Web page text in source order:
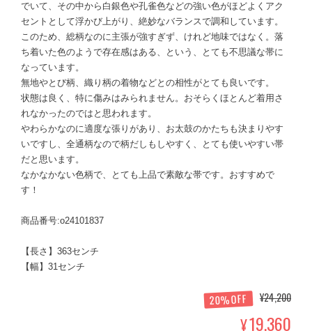
でいて、その中から白銀色や孔雀色などの強い色がほどよくアク
セントとして浮かび上がり、絶妙なバランスで調和しています。
このため、総柄なのに主張が強すぎず、けれど地味ではなく。落
ち着いた色のようで存在感はある、という、とても不思議な帯に
なっています。
無地やとび柄、織り柄の着物などとの相性がとても良いです。
状態は良く、特に傷みはみられません。おそらくほとんど着用さ
れなかったのではと思われます。
やわらかなのに適度な張りがあり、お太鼓のかたちも決まりやす
いですし、全通柄なので柄だしもしやすく、とても使いやすい帯
だと思います。
なかなかない色柄で、とても上品で素敵な帯です。おすすめで
す！
商品番号:o24101837
【長さ】363センチ
【幅】31センチ
20%OFF ¥24,200
¥19,360